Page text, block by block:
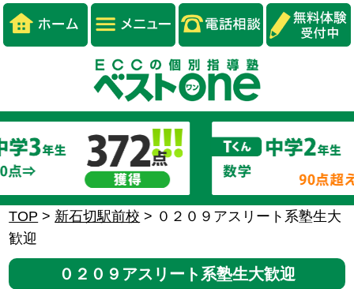
TOP > 新石切駅前校 > ０２０９アスリート系塾生大
歓迎
０２０９アスリート系塾生大歓迎